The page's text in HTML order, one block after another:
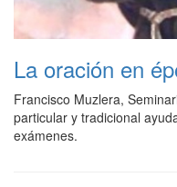
La oración en
Francisco Muzlera,
particular y tradicional
exámenes.